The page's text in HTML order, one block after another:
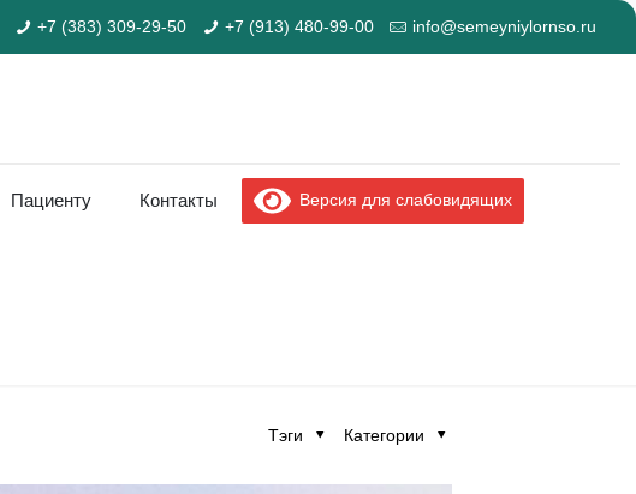
+7 (383) 309-29-50 +7 (913) 480-99-00 info@semeyniylornso.ru
Пациенту Контакты Версия для слабовидящих
Категории
Тэги